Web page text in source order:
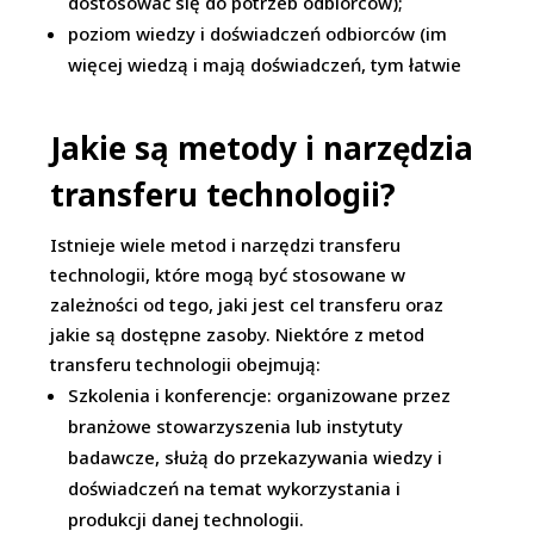
poziom wiedzy i doświadczeń odbiorców (im
więcej wiedzą i mają doświadczeń, tym łatwie
Jakie są metody i narzędzia
transferu technologii?
Istnieje wiele metod i narzędzi transferu
technologii, które mogą być stosowane w
zależności od tego, jaki jest cel transferu oraz
jakie są dostępne zasoby. Niektóre z metod
transferu technologii obejmują:
Szkolenia i konferencje: organizowane przez
branżowe stowarzyszenia lub instytuty
badawcze, służą do przekazywania wiedzy i
doświadczeń na temat wykorzystania i
produkcji danej technologii.